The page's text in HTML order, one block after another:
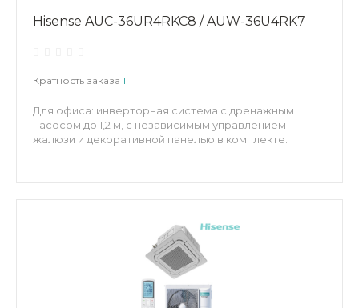
Hisense AUC-36UR4RKC8 / AUW-36U4RK7
Кратность заказа 1
Для офиса: инверторная система с дренажным
насосом до 1,2 м, с независимым управлением
жалюзи и декоративной панелью в комплекте.